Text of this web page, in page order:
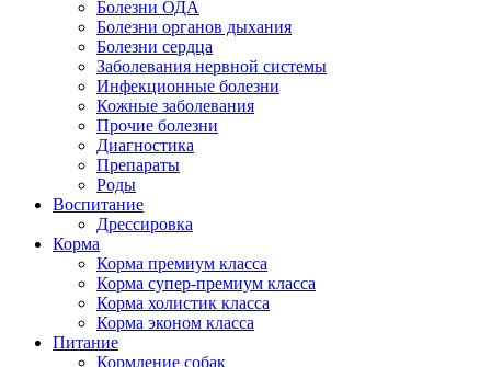
Болезни ОДА
Болезни органов дыхания
Болезни сердца
Заболевания нервной системы
Инфекционные болезни
Кожные заболевания
Прочие болезни
Диагностика
Препараты
Роды
Воспитание
Дрессировка
Корма
Корма премиум класса
Корма супер-премиум класса
Корма холистик класса
Корма эконом класса
Питание
Кормление собак